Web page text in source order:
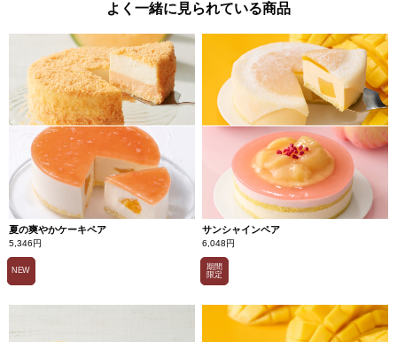
よく一緒に見られている商品
夏の爽やかケーキペア
5,346円
NEW
サンシャインペア
6,048円
期間
限定